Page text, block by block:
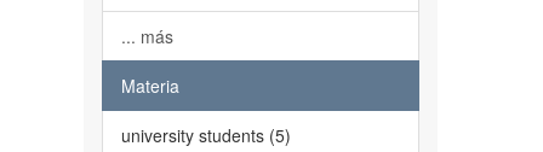
... más
Materia
university students (5)